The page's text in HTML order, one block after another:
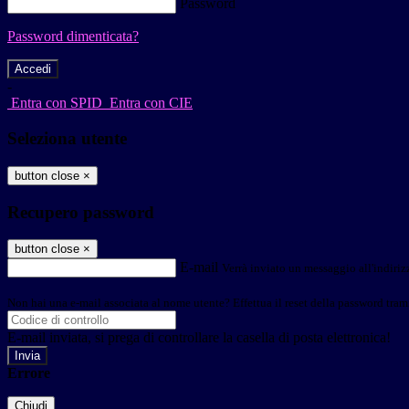
Password
Password dimenticata?
-
Entra con SPID Entra con CIE
Seleziona utente
button close ×
Recupero password
button close ×
E-mail Verrà inviato un messaggio
Non hai una e-mail associata al nome utente? Effettua il reset della password
E-mail inviata, si prega di controllare la casella di posta elettronica!
Errore
Chiudi